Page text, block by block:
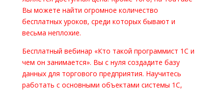
Вы можете найти огромное количество
бесплатных уроков, среди которых бывают и
весьма неплохие.
Бесплатный вебинар «Кто такой программист 1С и
чем он занимается». Вы с нуля создадите базу
данных для торгового предприятия. Научитесь
работать с основными объектами системы 1С,